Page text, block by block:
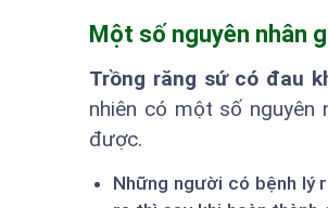
Một số nguyên nhân
Trồng răng sứ có đau
nhiên có một số nguyên
được.
Những người có bệnh lý